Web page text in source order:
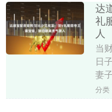
达
礼
人
当
日
妻
出
分类